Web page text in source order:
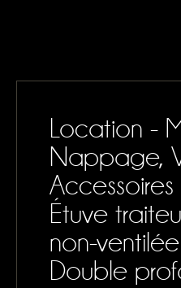
BELFORT RÉCEPTION -
SONORISATION,
NOS RÉALISATIONS
CONTACTS
MON PANIER
Location -
Nappage,
Étuve
non-
Double